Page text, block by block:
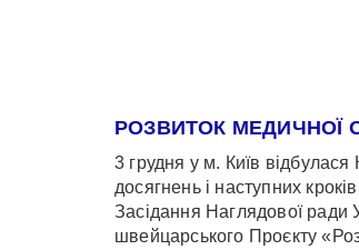
РОЗВИТОК МЕДИЧНОЇ
3 грудня у м. Київ
досягнень і наступних
Засідання Наглядової ради
швейцарського Проєкту